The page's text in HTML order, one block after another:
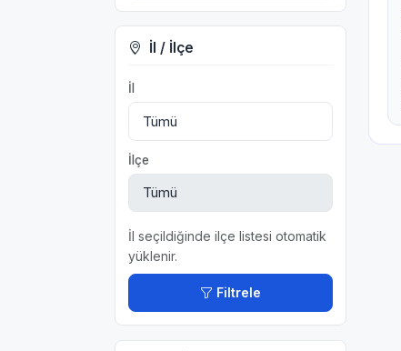
İl / İlçe
İl
İlçe
İl seçildiğinde ilçe listesi otomatik
yüklenir.
Filtrele